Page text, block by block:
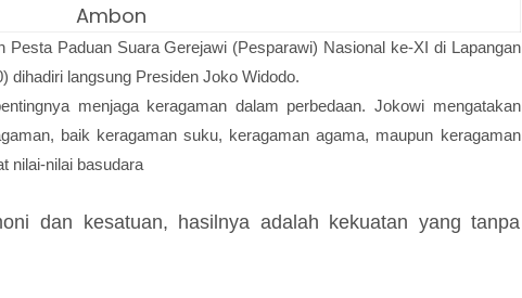
Ambon
Pesta Paduan Suara Gerejawi (Pesparawi) Nasional ke-XI di Lapangan
dihadiri langsung Presiden Joko Widodo.
menjaga keragaman dalam perbedaan. Jokowi mengatakan
baik keragaman suku, keragaman agama, maupun keragaman
nilai-nilai basudara
dan kesatuan, hasilnya adalah kekuatan yang tanpa